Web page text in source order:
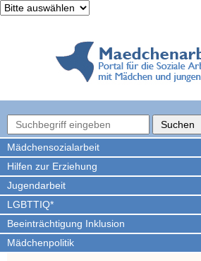
Mädchen­sozialarbeit
Hilfen zur Erziehung
Jugendarbeit
LGBTTIQ*
Beeinträchtigung Inklusion
Mädchenpolitik